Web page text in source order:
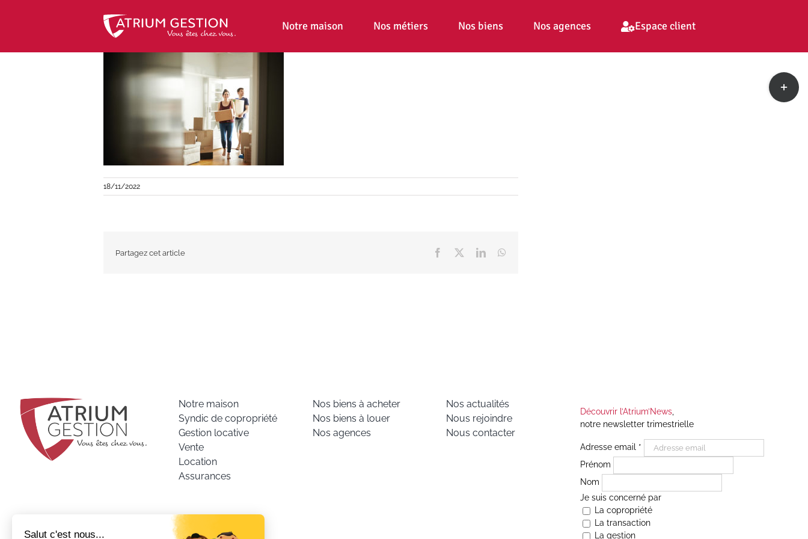
Notre maison Nos métiers Nos biens Nos agences Espace client
18/11/2022
Partagez cet article Facebook LinkedIn
Notre maison
Syndic de copropriété
Gestion locative
Vente
Location
Assurances
Nos biens à acheter
Nos biens à louer
Nos agences
Nos actualités
Nous rejoindre
Nous contacter
Découvrir l’Atrium’News,
notre newsletter trimestrielle
Adresse email *
Prénom
Nom
Je suis concerné par
La copropriété
La transaction
La gestion
Toggle
Sliding
Bar